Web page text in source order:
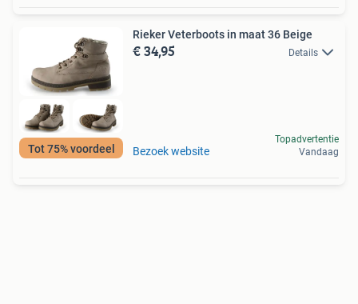
Tot 75% voordeel
Rieker Veterboots in maat 36 Beige
€ 34,95 Details
Bezoek website
Topadvertentie
Vandaag